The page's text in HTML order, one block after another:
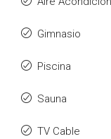
Gimnasio
Piscina
Sauna
TV Cable